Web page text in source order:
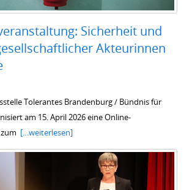
Sicherheit und
Akteurinnen
Tolerantes Brandenburg / Bündnis für
am 15. April 2026 eine Online-
[…weiterlesen]